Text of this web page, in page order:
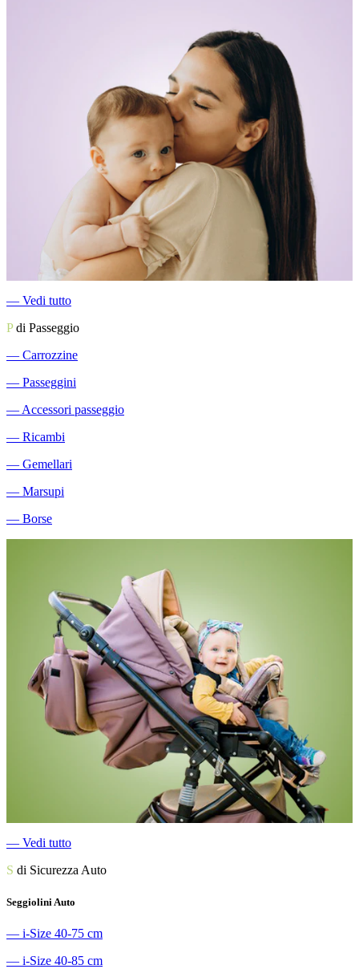
― Vedi tutto
Pdi Passeggio
― Carrozzine
― Passeggini
― Accessori passeggio
― Ricambi
― Gemellari
― Marsupi
― Borse
― Vedi tutto
S di Sicurezza Auto
Seggiolini Auto
― i-Size 40-75 cm
― i-Size 40-85 cm